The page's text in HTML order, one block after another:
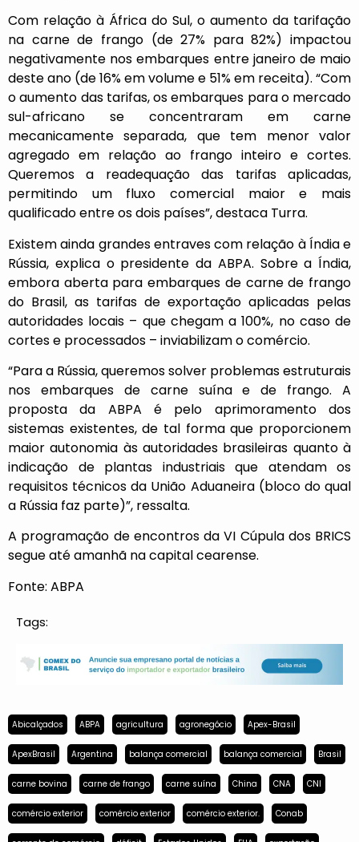
Com relação à África do Sul, o aumento da tarifação
na carne de frango (de 27% para 82%) impactou
negativamente nos embarques entre janeiro de maio
deste ano (de 16% em volume e 51% em receita). “Com
o aumento das tarifas, os embarques para o mercado
sul-africano se concentraram em carne
mecanicamente separada, que tem menor valor
agregado em relação ao frango inteiro e cortes.
Queremos a readequação das tarifas aplicadas,
permitindo um fluxo comercial maior e mais
qualificado entre os dois países”, destaca Turra.
Existem ainda grandes entraves com relação à Índia e
Rússia, explica o presidente da ABPA. Sobre a Índia,
embora aberta para embarques de carne de frango
do Brasil, as tarifas de exportação aplicadas pelas
autoridades locais – que chegam a 100%, no caso de
cortes e processados – inviabilizam o comércio.
“Para a Rússia, queremos solver problemas estruturais
nos embarques de carne suína e de frango. A
proposta da ABPA é pelo aprimoramento dos
sistemas existentes, de tal forma que proporcionem
maior autonomia às autoridades brasileiras quanto à
indicação de plantas industriais que atendam os
requisitos técnicos da União Aduaneira (bloco do qual
a Rússia faz parte)”, ressalta.
A programação de encontros da VI Cúpula dos BRICS
segue até amanhã na capital cearense.
Fonte: ABPA
Tags:
Abicalçados ABPA agricultura agronegócio Apex-Brasil
ApexBrasil Argentina balança comercial balança comercial Brasil
carne bovina carne de frango carne suína China CNA CNI
comércio exterior comércio exterior comércio exterior. Conab